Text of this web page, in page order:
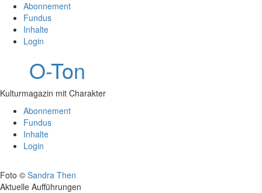
Abonnement
Fundus
Inhalte
Login
O-Ton
Kulturmagazin mit Charakter
Abonnement
Fundus
Inhalte
Login
Foto © Sandra Then
Aktuelle Aufführungen